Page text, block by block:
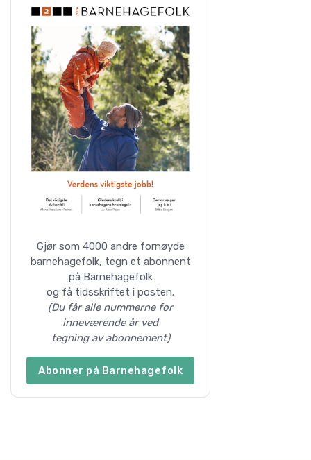
Gjør som 4000 andre fornøyde
barnehagefolk, tegn et abonnent
på Barnehagefolk
og få tidsskriftet i posten.
(Du får alle nummerne for
inneværende år ved
tegning av abonnement)
Abonner på Barnehagefolk